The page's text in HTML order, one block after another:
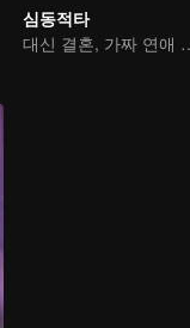
심동적타
대신 결혼